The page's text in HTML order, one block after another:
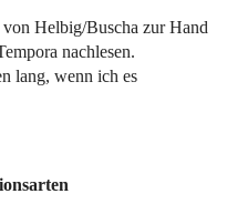
Helbig/Buscha zur Hand
nachlesen.
lang, wenn ich es